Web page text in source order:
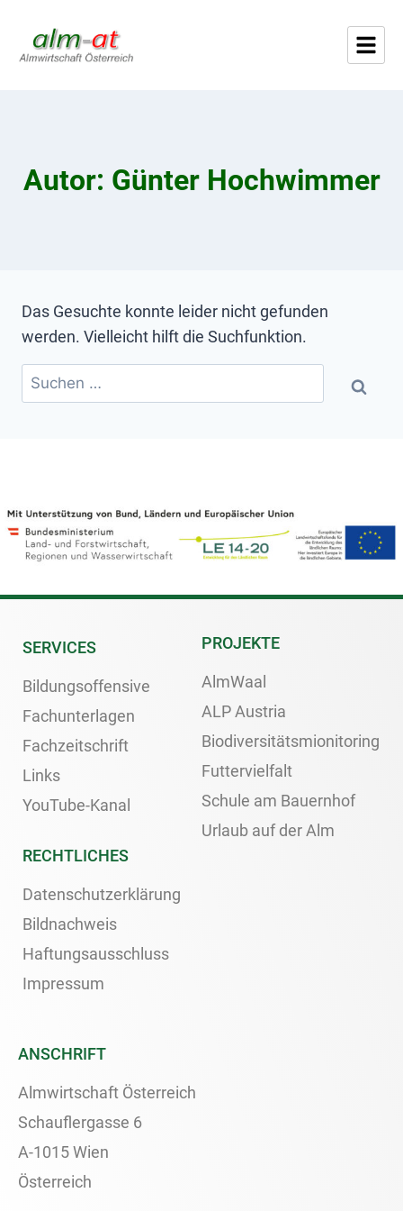
Autor: Günter Hochwimmer
Das Gesuchte konnte leider nicht gefunden
werden. Vielleicht hilft die Suchfunktion.
SERVICES
Bildungsoffensive
Fachunterlagen
Fachzeitschrift
Links
YouTube-Kanal
PROJEKTE
AlmWaal
ALP Austria
Biodiversitätsmionitoring
Futtervielfalt
Schule am Bauernhof
Urlaub auf der Alm
RECHTLICHES
Datenschutzerklärung
Bildnachweis
Haftungsausschluss
Impressum
ANSCHRIFT
Almwirtschaft Österreich
Schauflergasse 6
A-1015 Wien
Österreich